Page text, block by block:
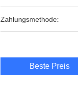
Zahlungsmethode:
Beste Preis